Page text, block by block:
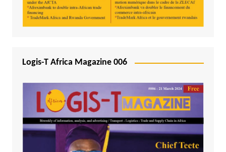
Logis-T Africa Magazine 006